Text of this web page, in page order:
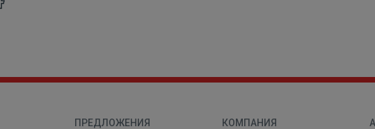
ПРЕДЛОЖЕНИЯ КОМПАНИЯ